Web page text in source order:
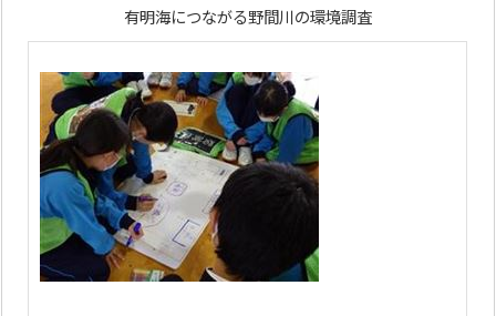
有明海につながる野間川の環境調査